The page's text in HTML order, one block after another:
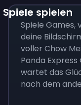
Spiele spielen
Spiele Games,
deine
voller Chow
Panda
wartet das
nach dem